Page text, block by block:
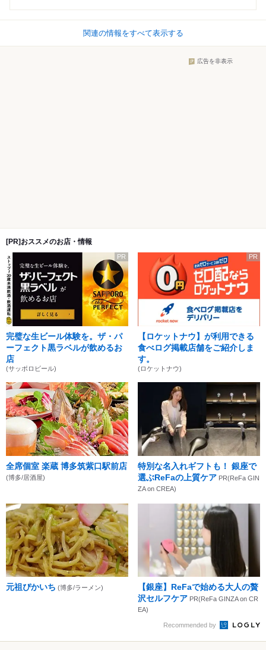
関連の情報をすべて表示する
広告を非表示
[PR]おススメのお店・情報
PR
完璧な生ビール体験を。ザ・パ
ーフェクト黒ラベルが飲めるお
店
(サッポロビール)
PR
【ロケットナウ】が利用できる
食べログ掲載店舗をご紹介しま
す。
(ロケットナウ)
全席個室 楽蔵 博多筑紫口駅前店
(博多/居酒屋)
特別な名入れギフトも！ 銀座で
選ぶReFaの上質ケア PR(ReFa GIN
ZA on CREA)
元祖ぴかいち (博多/ラーメン)
【銀座】ReFaで始める大人の贅
沢セルフケア PR(ReFa GINZA on CR
EA)
Recommended by